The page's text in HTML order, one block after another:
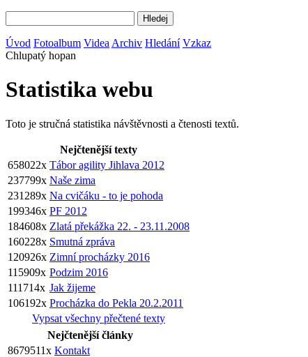
Úvod Fotoalbum Videa Archiv Hledání Vzkaz
Chlupatý hopan
Statistika webu
Toto je stručná statistika návštěvnosti a čtenosti textů.
Nejčtenější texty
658022x Tábor agility Jihlava 2012
237799x Naše zima
231289x Na cvičáku - to je pohoda
199346x PF 2012
184608x Zlatá překážka 22. - 23.11.2008
160228x Smutná zpráva
120926x Zimní procházky 2016
115909x Podzim 2016
111714x Jak žijeme
106192x Procházka do Pekla 20.2.2011
Vypsat všechny přečtené texty
Nejčtenější články
8679511x Kontakt